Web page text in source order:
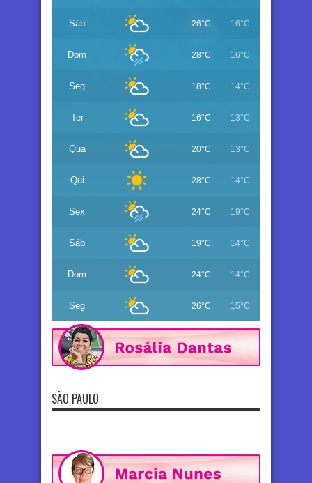
Sáb 26°C 16°C
Dom 28°C 16°C
Seg 18°C 14°C
Ter 16°C 13°C
Qua 20°C 13°C
Qui 28°C 14°C
Sex 24°C 19°C
Sáb 19°C 14°C
Dom 24°C 14°C
Seg 26°C 15°C
SÃO PAULO